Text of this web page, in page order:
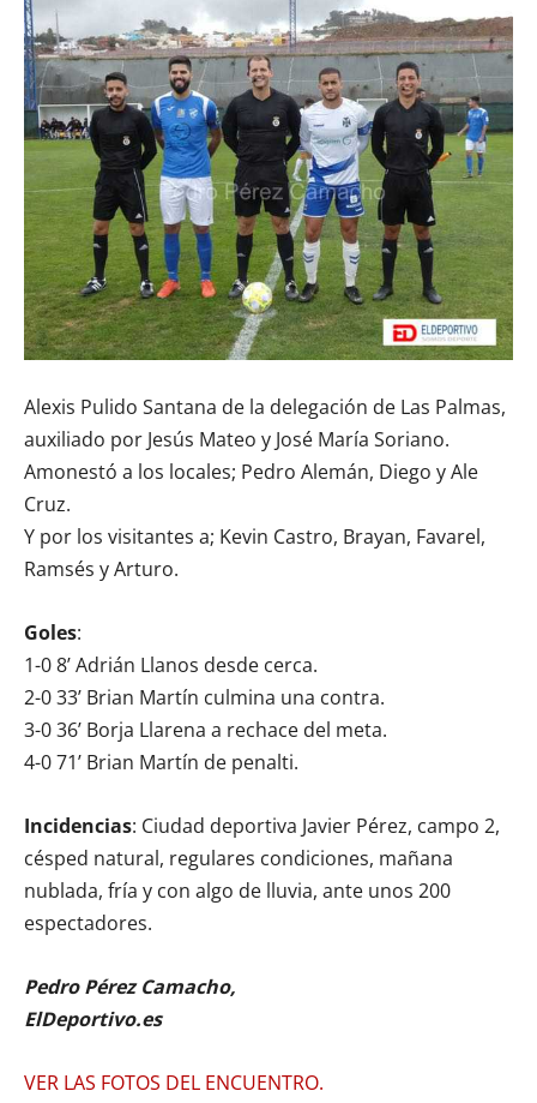
Alexis Pulido Santana de la delegación de Las Palmas,
auxiliado por Jesús Mateo y José María Soriano.
Amonestó a los locales; Pedro Alemán, Diego y Ale
Cruz.
Y por los visitantes a; Kevin Castro, Brayan, Favarel,
Ramsés y Arturo.
Goles:
1-0 8’ Adrián Llanos desde cerca.
2-0 33’ Brian Martín culmina una contra.
3-0 36’ Borja Llarena a rechace del meta.
4-0 71’ Brian Martín de penalti.
Incidencias: Ciudad deportiva Javier Pérez, campo 2,
césped natural, regulares condiciones, mañana
nublada, fría y con algo de lluvia, ante unos 200
espectadores.
Pedro Pérez Camacho,
ElDeportivo.es
VER LAS FOTOS DEL ENCUENTRO.